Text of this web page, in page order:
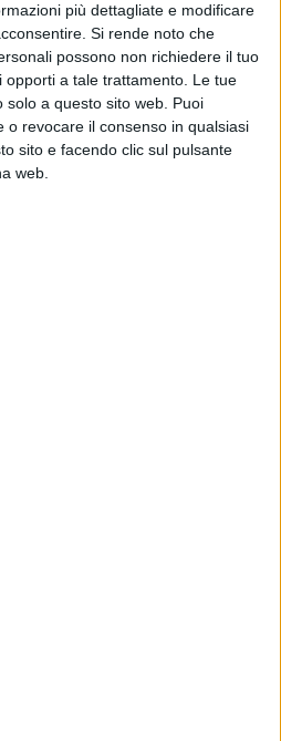
più dettagliate e modificare
Si rende noto che
possono non richiedere il tuo
opporti a tale trattamento. Le tue
solo a questo sito web. Puoi
o revocare il consenso in qualsiasi
sito e facendo clic sul pulsante
web.